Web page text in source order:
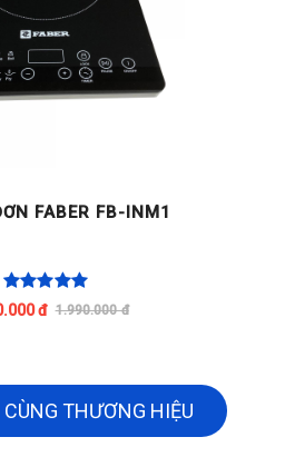
FABER FB-INM1
đ 1.990.000 đ
THƯƠNG HIỆU